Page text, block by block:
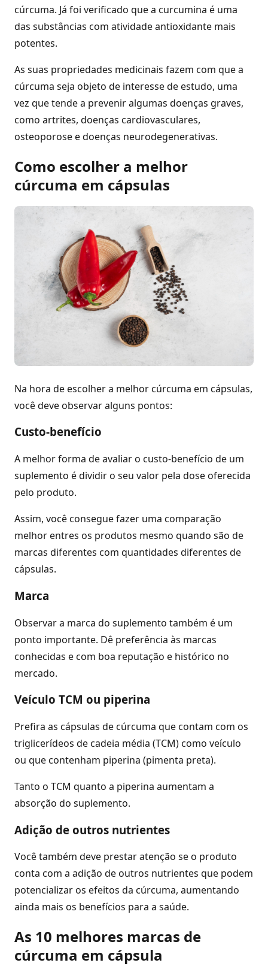
cúrcuma. Já foi verificado que a curcumina é uma
das substâncias com atividade antioxidante mais
potentes.
As suas propriedades medicinais fazem com que a
cúrcuma seja objeto de interesse de estudo, uma
vez que tende a prevenir algumas doenças graves,
como artrites, doenças cardiovasculares,
osteoporose e doenças neurodegenerativas.
Como escolher a melhor
cúrcuma em cápsulas
Na hora de escolher a melhor cúrcuma em cápsulas,
você deve observar alguns pontos:
Custo-benefício
A melhor forma de avaliar o custo-benefício de um
suplemento é dividir o seu valor pela dose oferecida
pelo produto.
Assim, você consegue fazer uma comparação
melhor entres os produtos mesmo quando são de
marcas diferentes com quantidades diferentes de
cápsulas.
Marca
Observar a marca do suplemento também é um
ponto importante. Dê preferência às marcas
conhecidas e com boa reputação e histórico no
mercado.
Veículo TCM ou piperina
Prefira as cápsulas de cúrcuma que contam com os
triglicerídeos de cadeia média (TCM) como veículo
ou que contenham piperina (pimenta preta).
Tanto o TCM quanto a piperina aumentam a
absorção do suplemento.
Adição de outros nutrientes
Você também deve prestar atenção se o produto
conta com a adição de outros nutrientes que podem
potencializar os efeitos da cúrcuma, aumentando
ainda mais os benefícios para a saúde.
As 10 melhores marcas de
cúrcuma em cápsula